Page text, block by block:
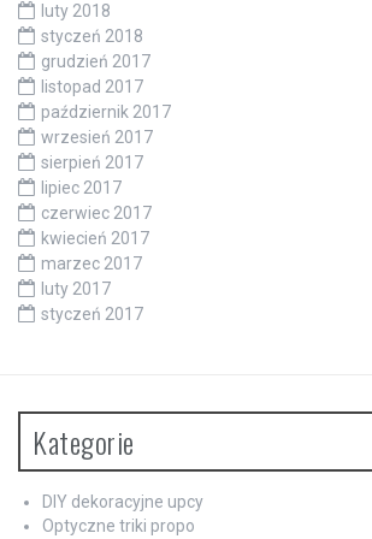
luty 2018
styczeń 2018
grudzień 2017
listopad 2017
październik 2017
wrzesień 2017
sierpień 2017
lipiec 2017
czerwiec 2017
kwiecień 2017
marzec 2017
luty 2017
styczeń 2017
Kategorie
DIY dekoracyjne upcy
Optyczne triki propo